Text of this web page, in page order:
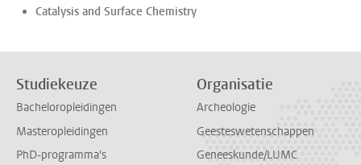
Catalysis and Surface Chemistry
Studiekeuze
Bacheloropleidingen
Masteropleidingen
PhD-programma's
Organisatie
Archeologie
Geesteswetenschappen
Geneeskunde/LUMC